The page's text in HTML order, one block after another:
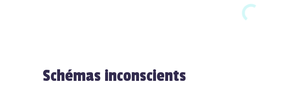
Schémas inconscients